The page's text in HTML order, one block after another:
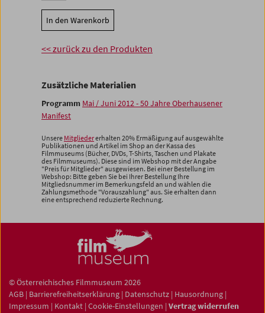
In den Warenkorb
<< zurück zu den Produkten
Zusätzliche Materialien
Programm Mai / Juni 2012 - 50 Jahre Oberhausener
Manifest
Unsere Mitgliedererhalten 20% Ermäßigung auf ausgewählte
Publikationen und Artikel im Shop an der Kassa des
Filmmuseums (Bücher, DVDs, T-Shirts, Taschen und Plakate
des Filmmuseums). Diese sind im Webshop mit der Angabe
"Preis für Mitglieder" ausgewiesen. Bei einer Bestellung im
Webshop: Bitte geben Sie bei Ihrer Bestellung Ihre
Mitgliedsnummer im Bemerkungsfeld an und wählen die
Zahlungsmethode "Vorauszahlung" aus. Sie erhalten dann
eine entsprechend reduzierte Rechnung.
© Österreichisches Filmmuseum 2026
AGB | Barrierefreiheitserklärung | Datenschutz | Hausordnung |
Impressum | Kontakt | Cookie-Einstellungen | Vertrag widerrufen